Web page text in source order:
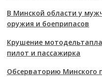
В Минской области у
оружия и боеприпасов
Крушение
пилот и пассажирка
Обсерваторию Минского